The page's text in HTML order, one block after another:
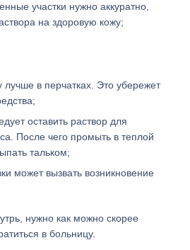
участки нужно аккуратно,
на здоровую кожу;
лучше в перчатках. Это убережет
оставить раствор для
После чего промыть в теплой
тальком;
может вызвать возникновение
нужно как можно скорее
в больницу.